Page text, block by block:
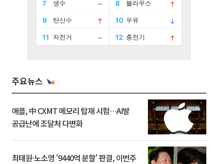
주요뉴스
애플, 中 CXMT 메모리 탑재 시험…AI발
공급난에 조달처 다변화
최태원·노소영 '9440억 분할' 판결, 이번주